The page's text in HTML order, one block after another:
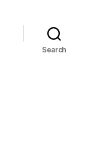
Search